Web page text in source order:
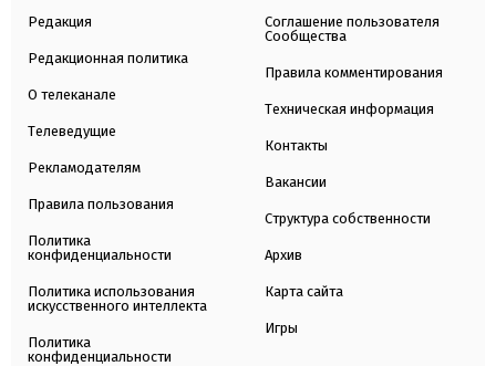
Редакция
Редакционная политика
О телеканале
Телеведущие
Рекламодателям
Правила пользования
Политика
конфиденциальности
Политика использования
искусственного интеллекта
Политика
конфиденциальности
Соглашение пользователя
Сообщества
Правила комментирования
Техническая информация
Контакты
Вакансии
Структура собственности
Архив
Карта сайта
Игры